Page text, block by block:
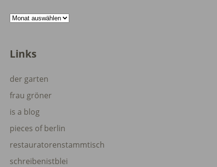
Archiv
Links
der garten
frau gröner
is a blog
pieces of berlin
restauratorenstammtisch
schreibenistblei